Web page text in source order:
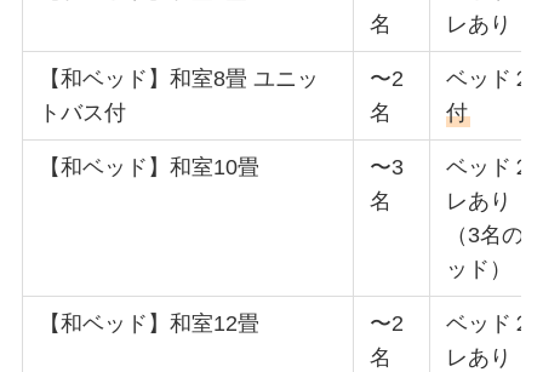
名
レあり
【和ベッド】和室8畳 ユニッ
トバス付
〜2
名
ベッド２
付
【和ベッド】和室10畳
〜3
名
ベッド２
レあり
（3名の
ッド）
【和ベッド】和室12畳
〜2
名
ベッド２
レあり